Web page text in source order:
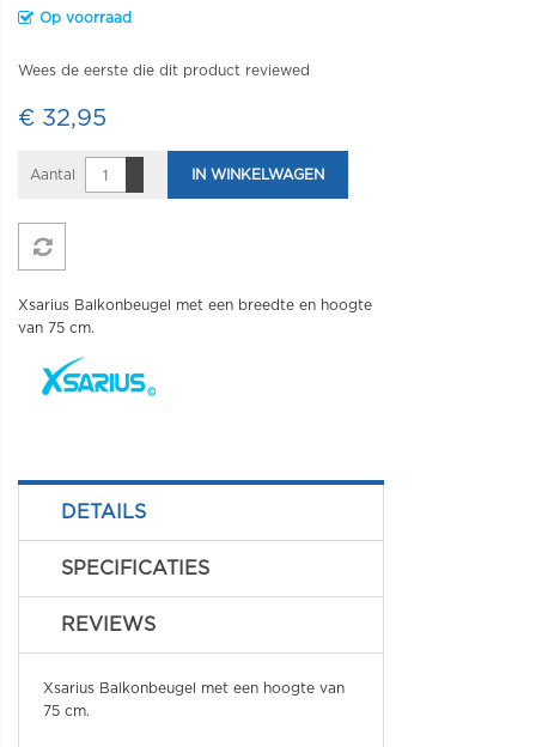
Op voorraad
Wees de eerste die dit product reviewed
€ 32,95
Aantal IN WINKELWAGEN
Xsarius Balkonbeugel met een breedte en hoogte
van 75 cm.
DETAILS
SPECIFICATIES
REVIEWS
Xsarius Balkonbeugel met een hoogte van
75 cm.